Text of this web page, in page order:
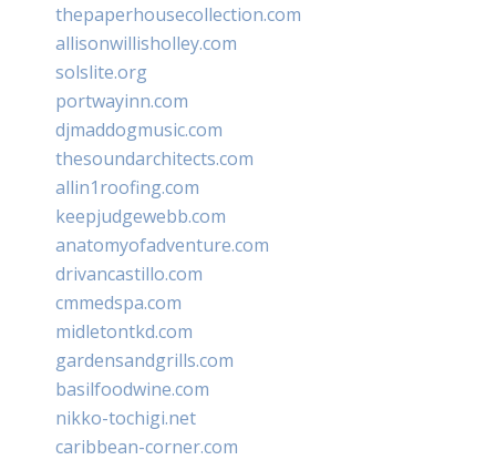
thepaperhousecollection.com
allisonwillisholley.com
solslite.org
portwayinn.com
djmaddogmusic.com
thesoundarchitects.com
allin1roofing.com
keepjudgewebb.com
anatomyofadventure.com
drivancastillo.com
cmmedspa.com
midletontkd.com
gardensandgrills.com
basilfoodwine.com
nikko-tochigi.net
caribbean-corner.com